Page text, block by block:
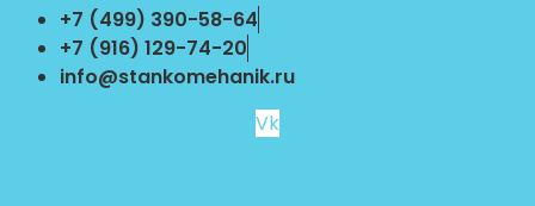
Перейти
содержимому
+7 (499) 390-58-64
+7 (916) 129-74-20
info@stankomehanik.ru
Vk